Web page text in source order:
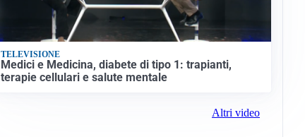
TELEVISIONE
Medici e Medicina, diabete di tipo 1: trapianti,
terapie cellulari e salute mentale
Altri video